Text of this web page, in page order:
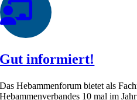
Gut informiert!
Das Hebammenforum bietet als
Hebammenverbandes 10 mal im